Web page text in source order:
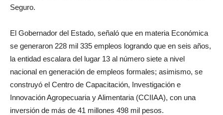
Seguro.
El Gobernador del Estado, señaló que en materia Económica
se generaron 228 mil 335 empleos logrando que en seis años,
la entidad escalara del lugar 13 al número siete a nivel
nacional en generación de empleos formales; asimismo, se
construyó el Centro de Capacitación, Investigación e
Innovación Agropecuaria y Alimentaria (CCIIAA), con una
inversión de más de 41 millones 498 mil pesos.